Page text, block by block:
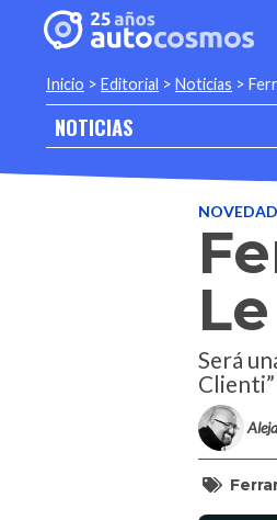
Inicio > Editorial > Noticias >
NOTICIAS
Será
Clienti”